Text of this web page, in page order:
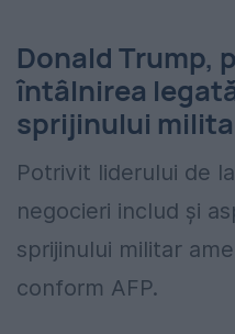
Donald Trump,
întâlnirea
sprijinului
Potrivit liderului de
negocieri includ și
sprijinului militar
conform AFP.